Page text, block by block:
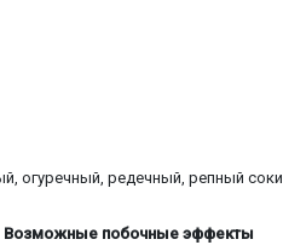
огуречный, редечный, репный соки
Возможные побочные эффекты